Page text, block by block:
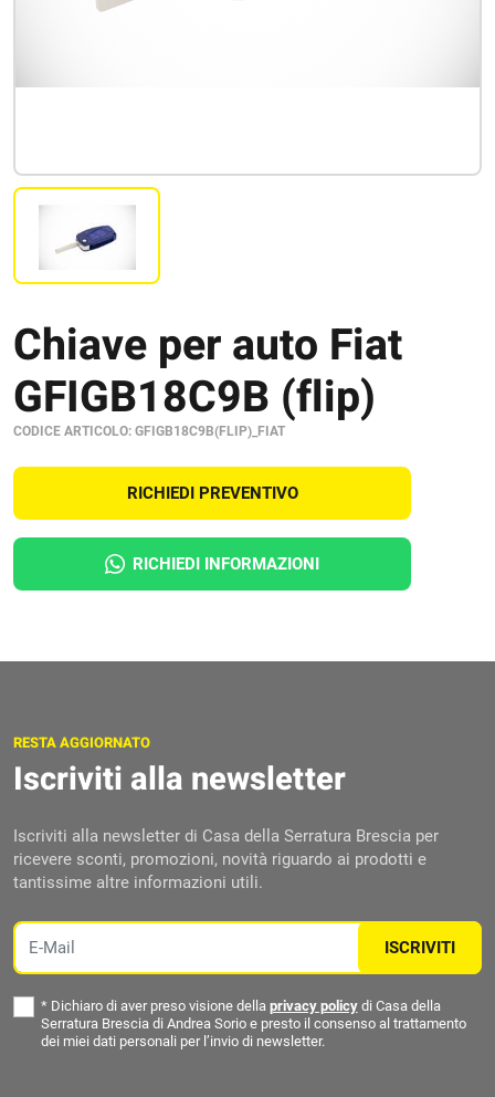
Chiave per auto Fiat
GFIGB18C9B (flip)
CODICE ARTICOLO: GFIGB18C9B(FLIP)_FIAT
RICHIEDI PREVENTIVO
RICHIEDI INFORMAZIONI
RESTA AGGIORNATO
Iscriviti alla newsletter
Iscriviti alla newsletter di Casa della Serratura Brescia per
ricevere sconti, promozioni, novità riguardo ai prodotti e
tantissime altre informazioni utili.
Email
ISCRIVITI
*Dichiaro di aver preso visione della privacy policydi Casa della
Serratura Brescia di Andrea Sorio e presto il consenso al trattamento
dei miei dati personali per l’invio di newsletter.